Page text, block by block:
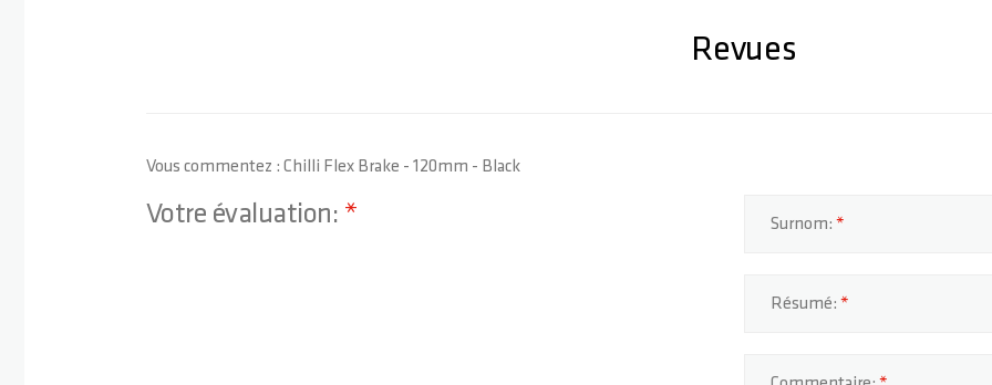
Revues
Vous commentez : Chilli Flex Brake - 120mm - Black
Votre évaluation: Surnom:
Résumé: